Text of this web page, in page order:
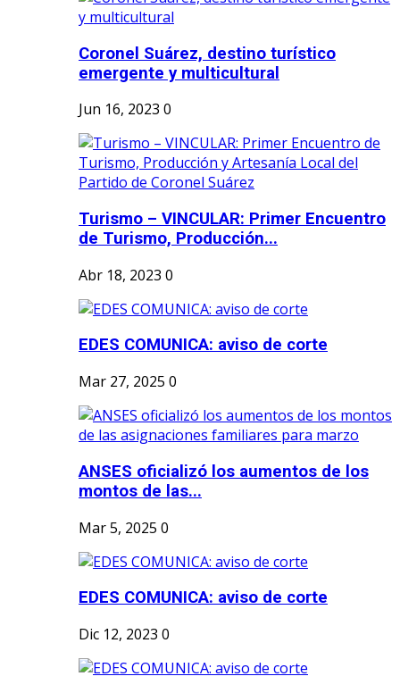
Coronel Suárez, destino turístico
emergente y multicultural
Jun 16, 2023 0
Turismo – VINCULAR: Primer Encuentro
de Turismo, Producción...
Abr 18, 2023 0
EDES COMUNICA: aviso de corte
Mar 27, 2025 0
ANSES oficializó los aumentos de los
montos de las...
Mar 5, 2025 0
EDES COMUNICA: aviso de corte
Dic 12, 2023 0